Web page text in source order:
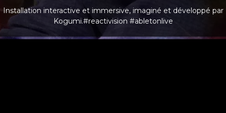
Installation interactive et immersive, imaginé et développé par
Kogumi.#reactivision #abletonlive